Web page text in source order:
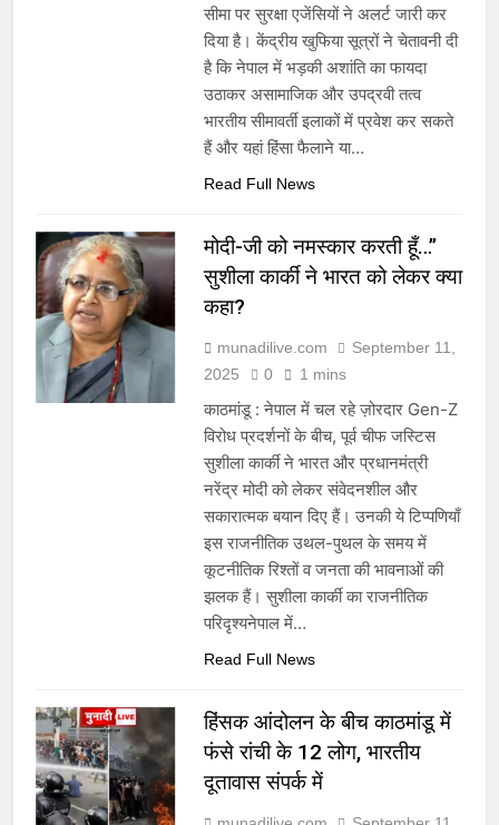
सीमा पर सुरक्षा एजेंसियों ने अलर्ट जारी कर
दिया है। केंद्रीय खुफिया सूत्रों ने चेतावनी दी
है कि नेपाल में भड़की अशांति का फायदा
उठाकर असामाजिक और उपद्रवी तत्व
भारतीय सीमावर्ती इलाकों में प्रवेश कर सकते
हैं और यहां हिंसा फैलाने या…
Read Full News
मोदी-जी को नमस्कार करती हूँ…”
सुशीला कार्की ने भारत को लेकर क्या
कहा?
munadilive.com
September 11,
2025
0 1 mins
काठमांडू : नेपाल में चल रहे ज़ोरदार Gen-Z
विरोध प्रदर्शनों के बीच, पूर्व चीफ जस्टिस
सुशीला कार्की ने भारत और प्रधानमंत्री
नरेंद्र मोदी को लेकर संवेदनशील और
सकारात्मक बयान दिए हैं। उनकी ये टिप्पणियाँ
इस राजनीतिक उथल-पुथल के समय में
कूटनीतिक रिश्तों व जनता की भावनाओं की
झलक हैं। सुशीला कार्की का राजनीतिक
परिदृश्यनेपाल में…
Read Full News
हिंसक आंदोलन के बीच काठमांडू में
फंसे रांची के 12 लोग, भारतीय
दूतावास संपर्क में